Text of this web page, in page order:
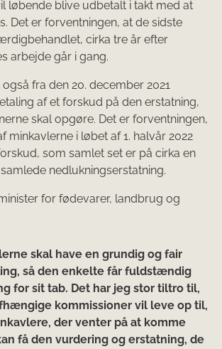
løbende blive udbetalt i takt med at
Det er forventningen, at de sidste
cirka tre år efter
arbejde går i gang.
fra den 20. december 2021
af et forskud på den erstatning,
skal opgøre. Det er forventningen,
minkavlerne i løbet af 1. halvår 2022
som samlet set er på cirka en
nedlukningserstatning.
for fødevarer, landbrug og
skal have en grundig og fair
så den enkelte får fuldstændig
for sit tab. Det har jeg stor tiltro til,
kommissioner vil leve op til,
der venter på at komme
få den vurdering og erstatning, de